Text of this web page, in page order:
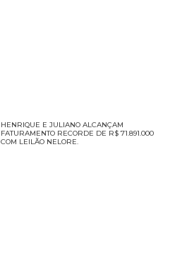
HENRIQUE E JULIANO ALCANÇAM
FATURAMENTO RECORDE DE R$ 71.891.000
COM LEILÃO NELORE.